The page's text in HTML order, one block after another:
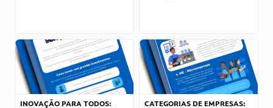
INOVAÇÃO PARA TODOS:
CATEGORIAS DE EMPRESAS: